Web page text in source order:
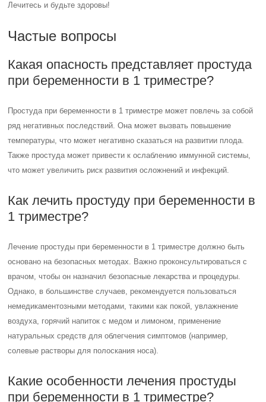
Лечитесь и будьте здоровы!
Частые вопросы
Какая опасность представляет простуда
при беременности в 1 триместре?
Простуда при беременности в 1 триместре может повлечь за собой
ряд негативных последствий. Она может вызвать повышение
температуры, что может негативно сказаться на развитии плода.
Также простуда может привести к ослаблению иммунной системы,
что может увеличить риск развития осложнений и инфекций.
Как лечить простуду при беременности в
1 триместре?
Лечение простуды при беременности в 1 триместре должно быть
основано на безопасных методах. Важно проконсультироваться с
врачом, чтобы он назначил безопасные лекарства и процедуры.
Однако, в большинстве случаев, рекомендуется пользоваться
немедикаментозными методами, такими как покой, увлажнение
воздуха, горячий напиток с медом и лимоном, применение
натуральных средств для облегчения симптомов (например,
солевые растворы для полоскания носа).
Какие особенности лечения простуды
при беременности в 1 триместре?